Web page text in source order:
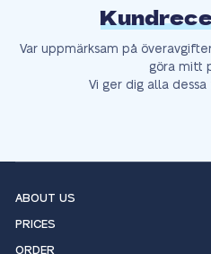
Var uppmärksam på
göra mitt
Vi ger dig alla
ABOUT US
PRICES
ORDER